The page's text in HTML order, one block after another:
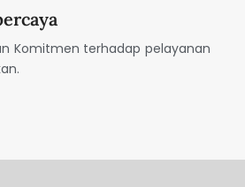
Komitmen terhadap pelayanan